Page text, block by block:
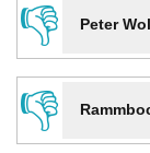
👎
Peter
👎